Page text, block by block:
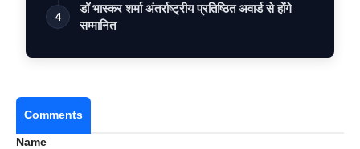
4
डॉ भास्कर शर्मा अंतर्राष्ट्रीय प्रतिष्ठित अवार्ड से होंगे
सम्मानित
Comments
Name